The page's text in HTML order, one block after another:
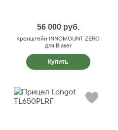
56 000 руб.
Кронштейн INNOMOUNT ZERO
для Blaser
Купить